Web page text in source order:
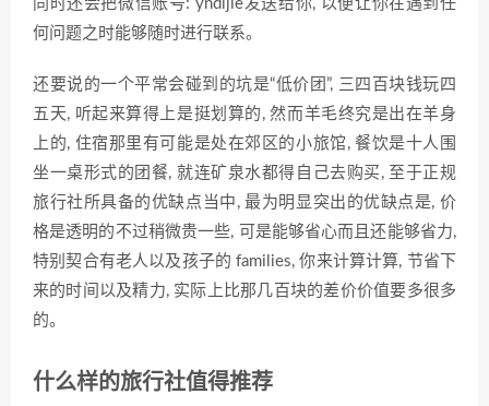
同时还会把微信账号: yndijie发送给你, 以便让你在遇到任
何问题之时能够随时进行联系。
还要说的一个平常会碰到的坑是“低价团”, 三四百块钱玩四
五天, 听起来算得上是挺划算的, 然而羊毛终究是出在羊身
上的, 住宿那里有可能是处在郊区的小旅馆, 餐饮是十人围
坐一桌形式的团餐, 就连矿泉水都得自己去购买, 至于正规
旅行社所具备的优缺点当中, 最为明显突出的优缺点是, 价
格是透明的不过稍微贵一些, 可是能够省心而且还能够省力,
特别契合有老人以及孩子的 families, 你来计算计算, 节省下
来的时间以及精力, 实际上比那几百块的差价价值要多很多
的。
什么样的旅行社值得推荐